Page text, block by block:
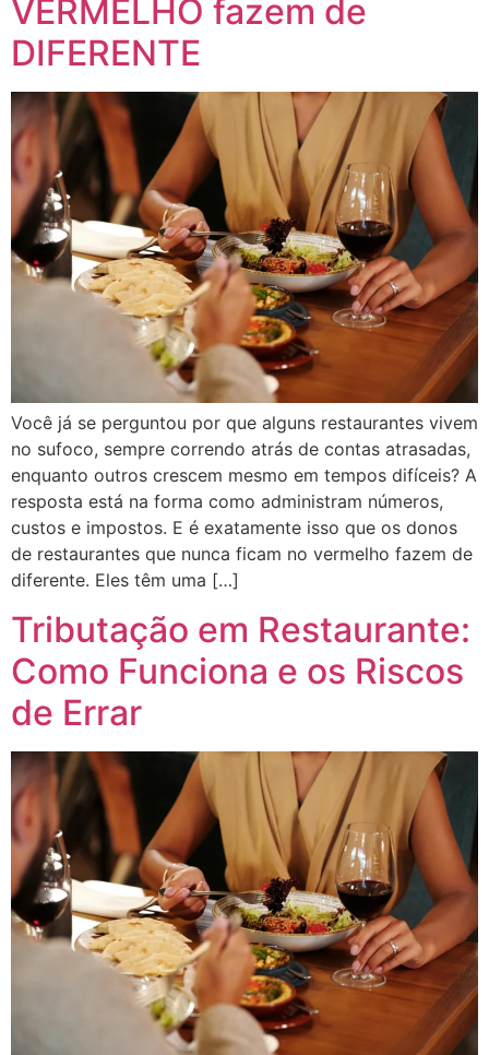
VERMELHO fazem de
DIFERENTE
Você já se perguntou por que alguns restaurantes vivem
no sufoco, sempre correndo atrás de contas atrasadas,
enquanto outros crescem mesmo em tempos difíceis? A
resposta está na forma como administram números,
custos e impostos. E é exatamente isso que os donos
de restaurantes que nunca ficam no vermelho fazem de
diferente. Eles têm uma […]
Tributação em Restaurante:
Como Funciona e os Riscos
de Errar